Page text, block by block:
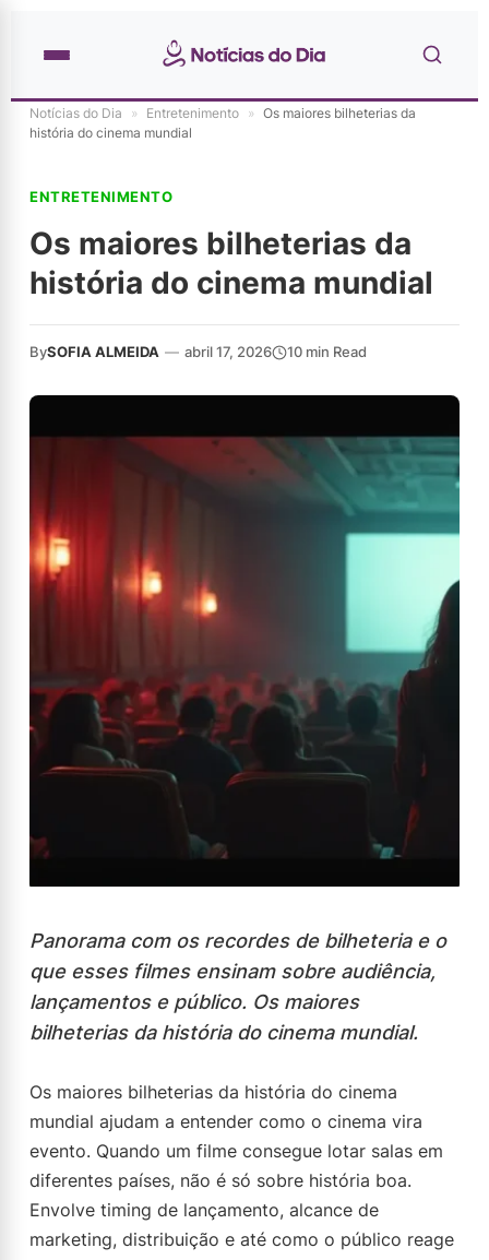
Notícias do Dia » Entretenimento » Os maiores bilheterias da
história do cinema mundial
ENTRETENIMENTO
Os maiores bilheterias da
história do cinema mundial
BySOFIA ALMEIDA — abril 17, 2026 10 min Read
Panorama com os recordes de bilheteria e o
que esses filmes ensinam sobre audiência,
lançamentos e público. Os maiores
bilheterias da história do cinema mundial.
Os maiores bilheterias da história do cinema
mundial ajudam a entender como o cinema vira
evento. Quando um filme consegue lotar salas em
diferentes países, não é só sobre história boa.
Envolve timing de lançamento, alcance de
marketing, distribuição e até como o público reage